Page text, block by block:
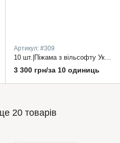
Артикул: #309
10 шт.|Піжама з вільсофту Україна, штани знизу на манжеті моделі в асортименті 92-146 см.
3 300 грн/за 10 одиниць
20 товарів